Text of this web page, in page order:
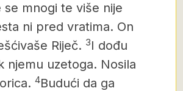
se mnogi te više nije
ni pred vratima. On
Riječ. 3I dođu
njemu uzetoga. Nosila
4Budući da ga